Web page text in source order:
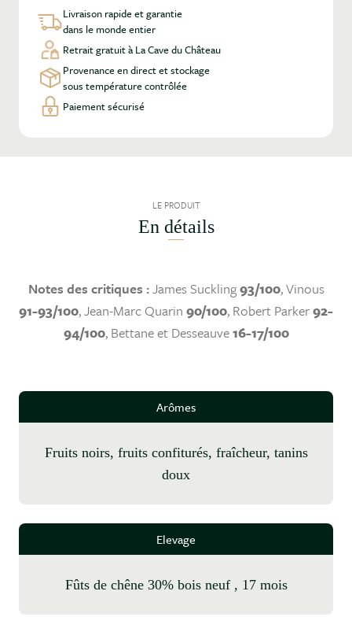
Livraison rapide et garantie
dans le monde entier
Retrait gratuit à La Cave du Château
Provenance en direct et stockage
sous température contrôlée
Paiement sécurisé
LE PRODUIT
En détails
Notes des critiques :James Suckling93/100, Vinous
91-93/100, Jean-Marc Quarin 90/100, Robert Parker92-
94/100, Bettane et Desseauve16-17/100
Arômes
fruits noirs, fruits confiturés, fraîcheur, tanins
doux
Elevage
fûts de chêne 30% bois neuf , 17 mois